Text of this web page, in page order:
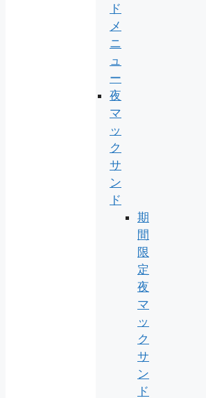
ド
メ
ニ
ュ
ー
夜
マ
ッ
ク
サ
ン
ド
期
間
限
定
夜
マ
ッ
ク
サ
ン
ド